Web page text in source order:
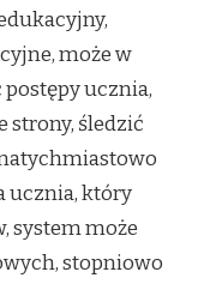
może w
ucznia,
strony, śledzić
ucznia, który
system może
stopniowo